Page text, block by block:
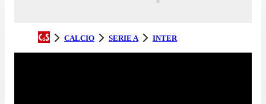
CALCIO SERIE A INTER